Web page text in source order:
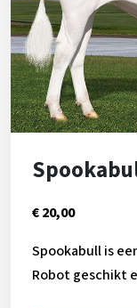
€ 20,00
Spookabull is
Robot geschikt